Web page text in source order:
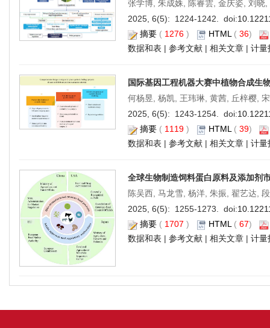
张学博, 朱成姝, 陈睿雲, 金庆姿, 刘晓
2025, 6(5): 1224-1242. doi:
摘要 ( 1276 ) HTML( 36)
数据和表 | 参考文献 | 相关文章 | 计量
国际基因工程机器大赛中植物合成生
何杨昱, 杨凯, 王玮琳, 黄茜, 丘梓樱,
2025, 6(5): 1243-1254. doi:
摘要 ( 1119 ) HTML( 39)
数据和表 | 参考文献 | 相关文章 | 计量
全球生物制造饲料蛋白原料及添加剂
陈吴西, 马龙雪, 杨洋, 朱振, 翟艺达,
2025, 6(5): 1255-1273. doi:
摘要 ( 1707 ) HTML( 67)
数据和表 | 参考文献 | 相关文章 | 计量